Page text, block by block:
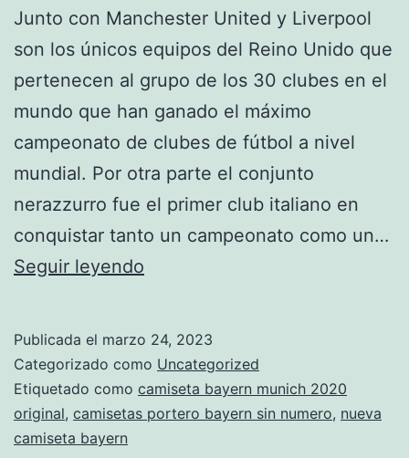
Junto con Manchester United y Liverpool
son los únicos equipos del Reino Unido que
pertenecen al grupo de los 30 clubes en el
mundo que han ganado el máximo
campeonato de clubes de fútbol a nivel
mundial. Por otra parte el conjunto
nerazzurro fue el primer club italiano en
conquistar tanto un campeonato como un…
Seguir leyendo
2020
mercado
libre
Publicada el marzo 24, 2023
Categorizado como Uncategorized
Etiquetado como camiseta bayern munich 2020
original, camisetas portero bayern sin numero, nueva
camiseta bayern